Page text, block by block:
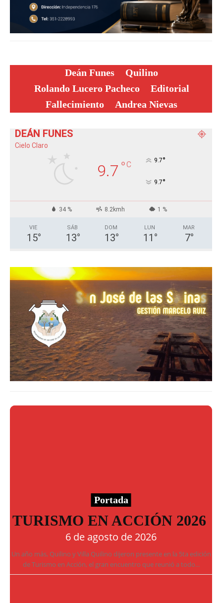
Deán Funes
Quilino
Rolando Lucero Pacheco
Editorial
Fallecimiento
Andrea Nievas
DEÁN FUNES
Cielo Claro
9.7 °C 9.7°
9.7°
34 % 8.2kmh 1 %
VIE
15°
SÁB
13°
DOM
13°
LUN
11 °
MAR
7°
Portada
TURISMO EN ACCIÓN 2026
6 de agosto de 2026
Un año más, Quilino y Villa Quilino dijeron presente en la 5ta edición
de Turismo en Acción, el gran encuentro que reunió a todo...